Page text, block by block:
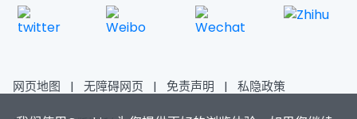
网页地图 | 无障碍网页 | 免责声明 | 私隐政策